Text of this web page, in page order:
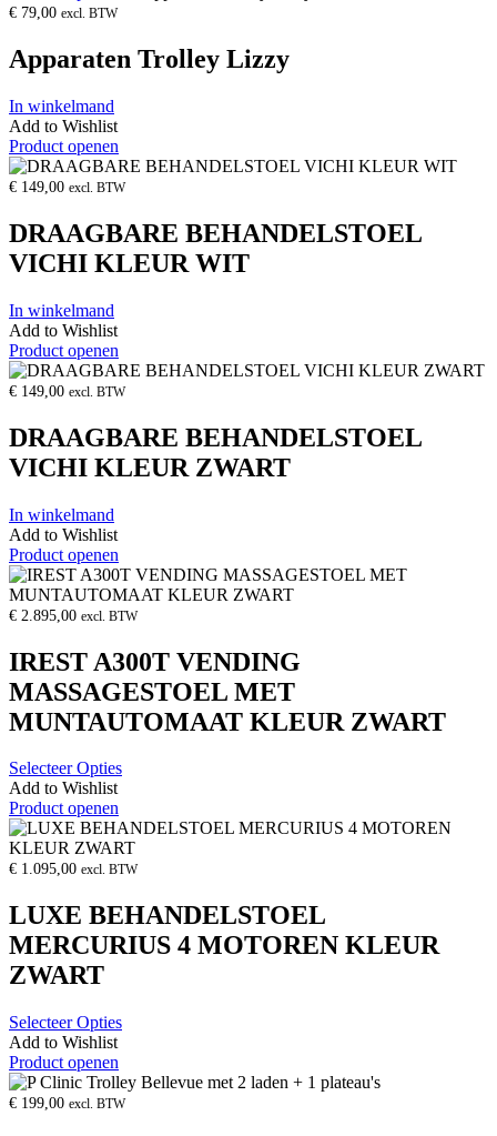
€ 79,00 excl. BTW
Apparaten Trolley Lizzy
In winkelmand
Add to Wishlist
Product openen
€ 149,00 excl. BTW
DRAAGBARE BEHANDELSTOEL
VICHI KLEUR WIT
In winkelmand
Add to Wishlist
Product openen
€ 149,00 excl. BTW
DRAAGBARE BEHANDELSTOEL
VICHI KLEUR ZWART
In winkelmand
Add to Wishlist
Product openen
€ 2.895,00 excl. BTW
IREST A300T VENDING
MASSAGESTOEL MET
MUNTAUTOMAAT KLEUR ZWART
Selecteer Opties
Add to Wishlist
Product openen
€ 1.095,00 excl. BTW
LUXE BEHANDELSTOEL
MERCURIUS 4 MOTOREN KLEUR
ZWART
Selecteer Opties
Add to Wishlist
Product openen
€ 199,00 excl. BTW